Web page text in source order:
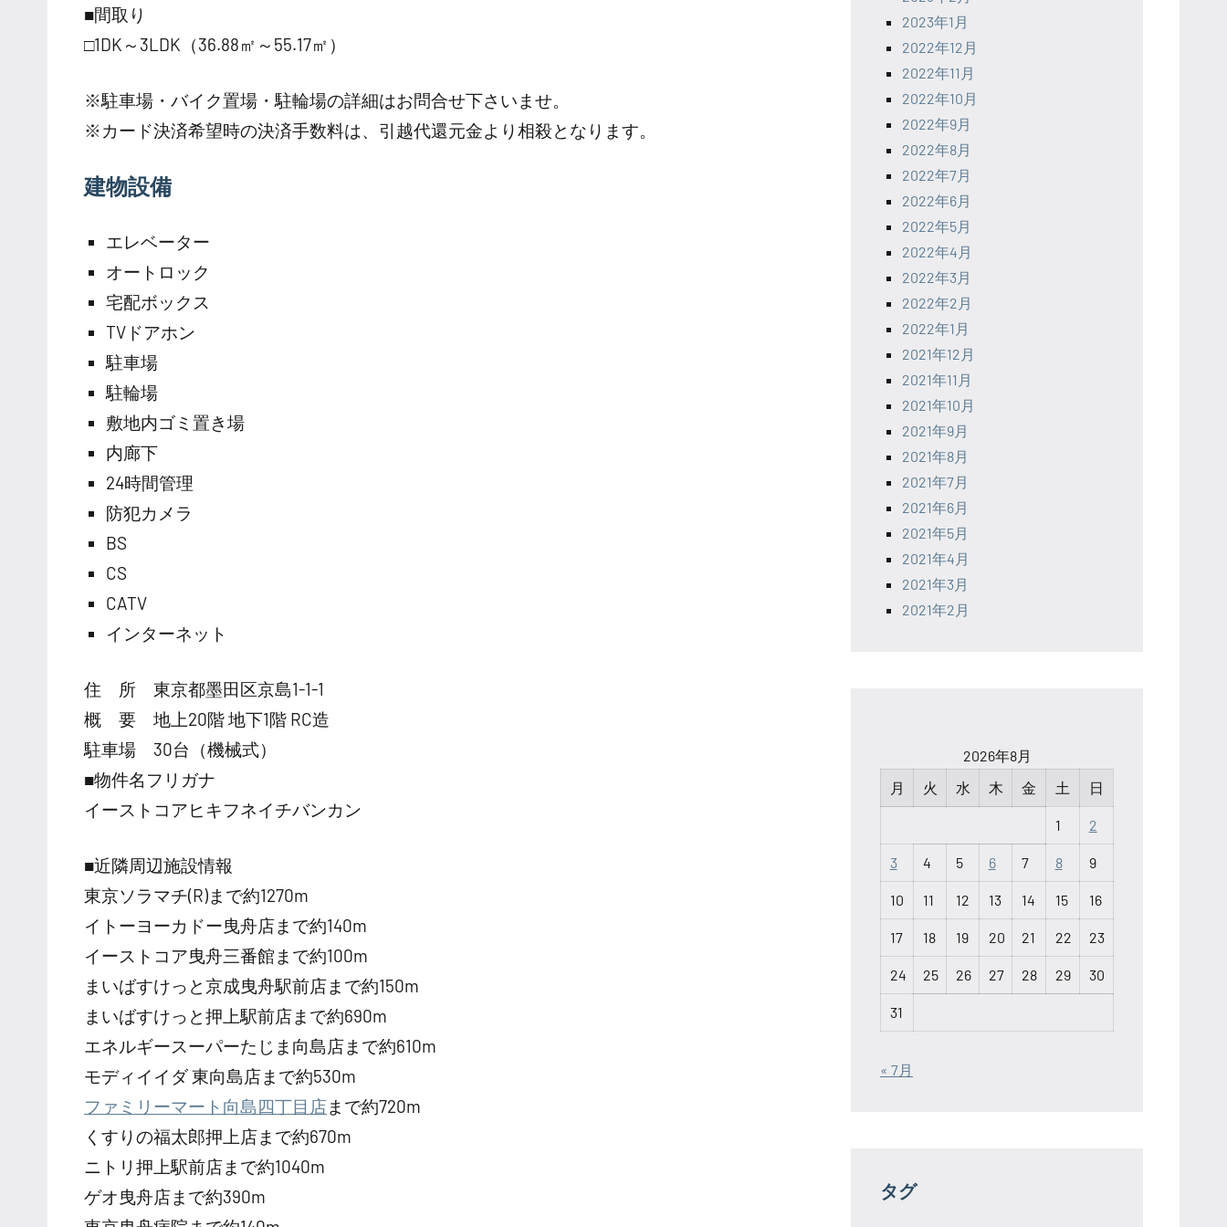
■間取り
□1DK～3LDK（36.88㎡～55.17㎡）
※駐車場・バイク置場・駐輪場の詳細はお問合せ下さいませ。
※カード決済希望時の決済手数料は、引越代還元金より相殺となります。
建物設備
エレベーター
オートロック
宅配ボックス
TVドアホン
駐車場
駐輪場
敷地内ゴミ置き場
内廊下
24時間管理
防犯カメラ
BS
CS
CATV
インターネット
住 所 東京都墨田区京島1-1-1
概 要 地上20階 地下1階 RC造
駐車場 30台（機械式）
■物件名フリガナ
イーストコアヒキフネイチバンカン
■近隣周辺施設情報
東京ソラマチ(R)まで約1270m
イトーヨーカドー曳舟店まで約140m
イーストコア曳舟三番館まで約100m
まいばすけっと京成曳舟駅前店まで約150m
まいばすけっと押上駅前店まで約690m
エネルギースーパーたじま向島店まで約610m
モディイイダ 東向島店まで約530m
ファミリーマート向島四丁目店まで約720m
くすりの福太郎押上店まで約670m
ニトリ押上駅前店まで約1040m
ゲオ曳舟店まで約390m
2023年1月
2022年12月
2022年11月
2022年10月
2022年9月
2022年8月
2022年7月
2022年6月
2022年5月
2022年4月
2022年3月
2022年2月
2022年1月
2021年12月
2021年11月
2021年10月
2021年9月
2021年8月
2021年7月
2021年6月
2021年5月
2021年4月
2021年3月
2021年2月
2026年8月
月
火 水 木 金 土 日
1 2
3 4 5 6 7 8 9
10 11 12 13 14 15 16
17 18 19 20 21 22 23
24 25 26 27 28 29 30
31
« 7月
タグ